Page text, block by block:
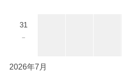
31
－
2026年7月